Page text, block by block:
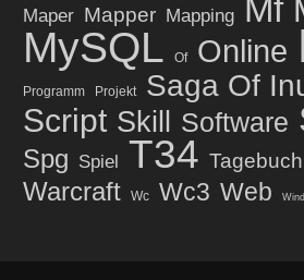
Maper Mapper Mapping Mf
MySQL Of Online
Programm Projekt Saga Of
Script Skill Software
Spg Spiel T34 Tagebuch
Warcraft Wc Wc3 Web